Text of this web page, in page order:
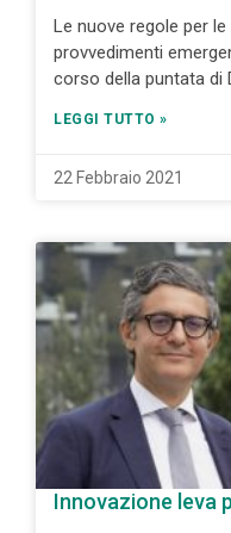
Le nuove regole per
provvedimenti
corso della puntata di
LEGGI TUTTO »
22 Febbraio 2021
Innovazione leva